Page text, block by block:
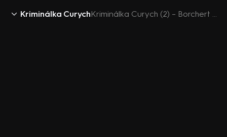
Kriminálka Curych Kriminálka Curych (2) – Borchert o své kariéře